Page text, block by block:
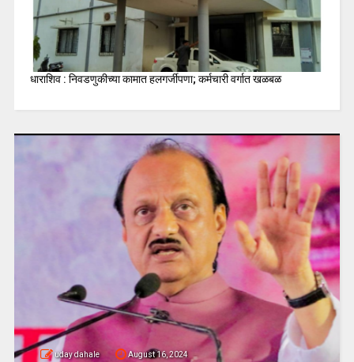
धाराशिव : निवडणुकीच्या कामात हलगर्जीपणा; कर्मचारी वर्गात खळबळ
uday dahale August 16, 2024